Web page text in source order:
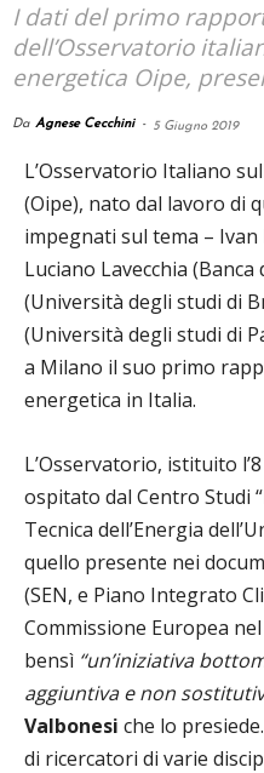
I dati del primo
dell’Osservatorio
energetica Oipe,
Da Agnese Cecchini - 5 Giugno 2019
L’Osservatorio Italiano
(Oipe), nato dal lavoro di
impegnati sul tema – Ivan
Luciano Lavecchia (Banca
(Università degli studi di
(Università degli studi di
a Milano il suo primo
energetica in Italia.
L’Osservatorio, istituito
ospitato dal Centro Studi
Tecnica dell’Energia
quello presente nei
(SEN, e Piano Integrato
Commissione Europea
bensì “un’iniziativa
aggiuntiva e non
Valbonesi che lo
di ricercatori di varie